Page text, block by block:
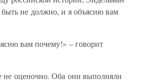
не должно, и я объясню вам
вам почему!» – говорит
не оценочно. Оба они выполняли